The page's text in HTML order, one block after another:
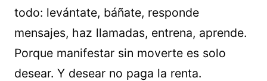
todo: levántate, báñate, responde
mensajes, haz llamadas, entrena, aprende.
Porque manifestar sin moverte es solo
desear. Y desear no paga la renta.